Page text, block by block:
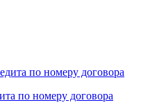
по номеру договора